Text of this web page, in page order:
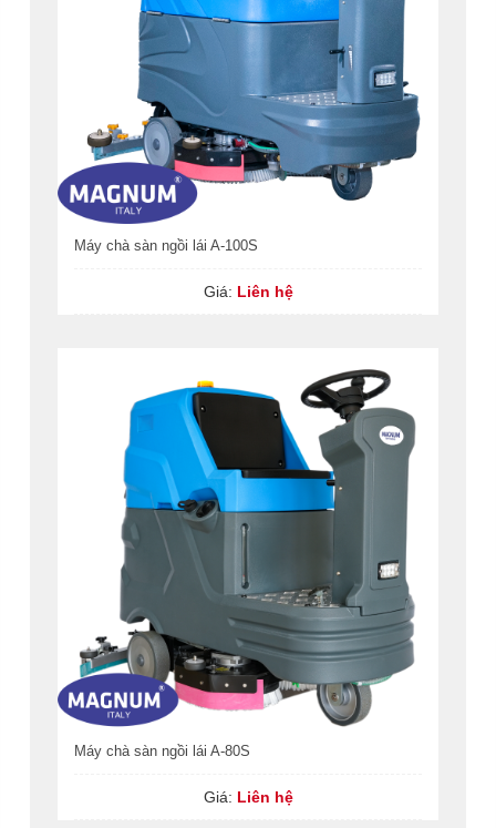
Máy chà sàn ngồi lái A-100S
Giá: Liên hệ
Máy chà sàn ngồi lái A-80S
Giá: Liên hệ